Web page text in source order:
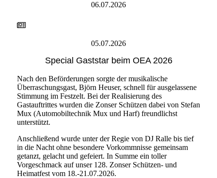
06.07.2026
05.07.2026
Special Gaststar beim OEA 2026
Nach den Beförderungen sorgte der musikalische
Überraschungsgast, Björn Heuser, schnell für ausgelassene
Stimmung im Festzelt. Bei der Realisierung des
Gastauftrittes wurden die Zonser Schützen dabei von Stefan
Mux (Automobiltechnik Mux und Harf) freundlichst
unterstützt.
Anschließend wurde unter der Regie von DJ Ralle bis tief
in die Nacht ohne besondere Vorkommnisse gemeinsam
getanzt, gelacht und gefeiert. In Summe ein toller
Vorgeschmack auf unser 128. Zonser Schützen- und
Heimatfest vom 18.-21.07.2026.